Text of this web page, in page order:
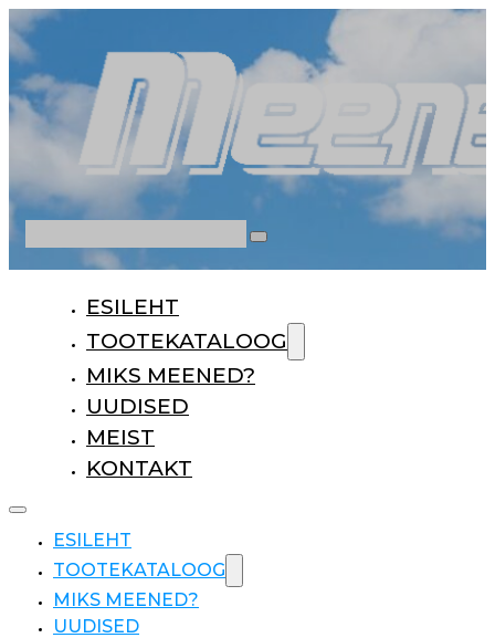
ESILEHT
TOOTEKATALOOG
MIKS MEENED?
UUDISED
MEIST
KONTAKT
ESILEHT
TOOTEKATALOOG
MIKS MEENED?
UUDISED